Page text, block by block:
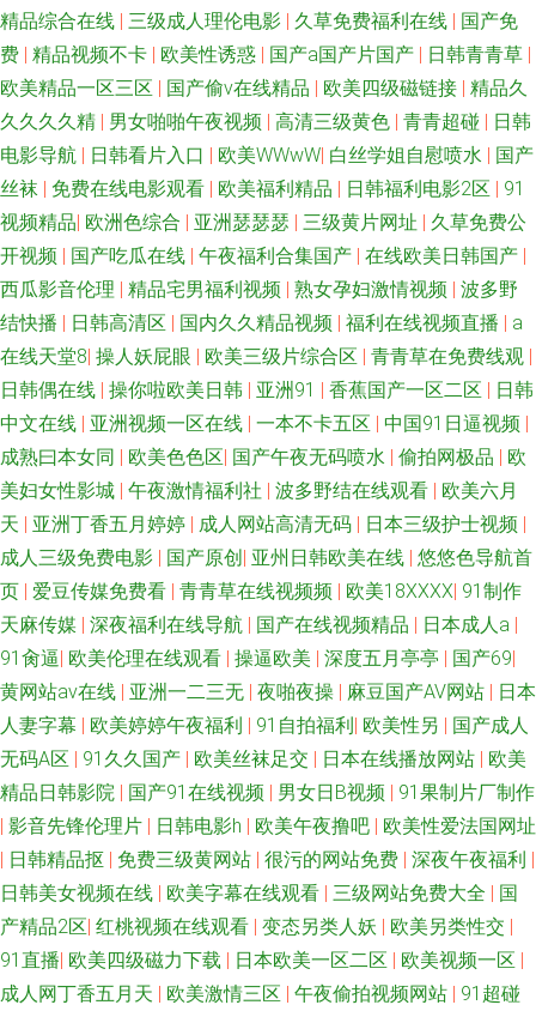
精品综合在线 | 三级成人理伦电影 | 久草免费福利在线 | 国产免
费 | 精品视频不卡 | 欧美性诱惑 | 国产a国产片国产 | 日韩青青草 |
欧美精品一区三区 | 国产偷v在线精品 | 欧美四级磁链接 | 精品久
久久久久精 | 男女啪啪午夜视频 | 高清三级黄色 | 青青超碰 | 日韩
电影导航 | 日韩看片入口 | 欧美WWwW| 白丝学姐自慰喷水 | 国产
丝袜 | 免费在线电影观看 | 欧美福利精品 | 日韩福利电影2区 | 91
视频精品| 欧洲色综合 | 亚洲瑟瑟瑟 | 三级黄片网址 | 久草免费公
开视频 | 国产吃瓜在线 | 午夜福利合集国产 | 在线欧美日韩国产 |
西瓜影音伦理 | 精品宅男福利视频 | 熟女孕妇激情视频 | 波多野
结快播 | 日韩高清区 | 国内久久精品视频 | 福利在线视频直播 | a
在线天堂8| 操人妖屁眼 | 欧美三级片综合区 | 青青草在免费线观 |
日韩偶在线 | 操你啦欧美日韩 | 亚洲91 | 香蕉国产一区二区 | 日韩
中文在线 | 亚洲视频一区在线 | 一本不卡五区 | 中国91日逼视频 |
成熟曰本女同 | 欧美色色区| 国产午夜无码喷水 | 偷拍网极品 | 欧
美妇女性影城 | 午夜激情福利社 | 波多野结在线观看 | 欧美六月
天 | 亚洲丁香五月婷婷 | 成人网站高清无码 | 日本三级护士视频 |
成人三级免费电影 | 国产原创| 亚州日韩欧美在线 | 悠悠色导航首
页 | 爱豆传媒免费看 | 青青草在线视频频 | 欧美18XXXX| 91制作
天麻传媒 | 深夜福利在线导航 | 国产在线视频精品 | 日本成人a |
91肏逼| 欧美伦理在线观看 | 操逼欧美 | 深度五月亭亭 | 国产69|
黄网站av在线 | 亚洲一二三无 | 夜啪夜操 | 麻豆国产AV网站 | 日本
人妻字幕 | 欧美婷婷午夜福利 | 91自拍福利| 欧美性另 | 国产成人
无码A区 | 91久久国产 | 欧美丝袜足交 | 日本在线播放网站 | 欧美
精品日韩影院 | 国产91在线视频 | 男女日B视频 | 91果制片厂制作
| 影音先锋伦理片 | 日韩电影h | 欧美午夜撸吧 | 欧美性爱法国网址
| 日韩精品抠 | 免费三级黄网站 | 很污的网站免费 | 深夜午夜福利 |
日韩美女视频在线 | 欧美字幕在线观看 | 三级网站免费大全 | 国
产精品2区| 红桃视频在线观看 | 变态另类人妖 | 欧美另类性交 |
91直播| 欧美四级磁力下载 | 日本欧美一区二区 | 欧美视频一区 |
成人网丁香五月天 | 欧美激情三区 | 午夜偷拍视频网站 | 91超碰